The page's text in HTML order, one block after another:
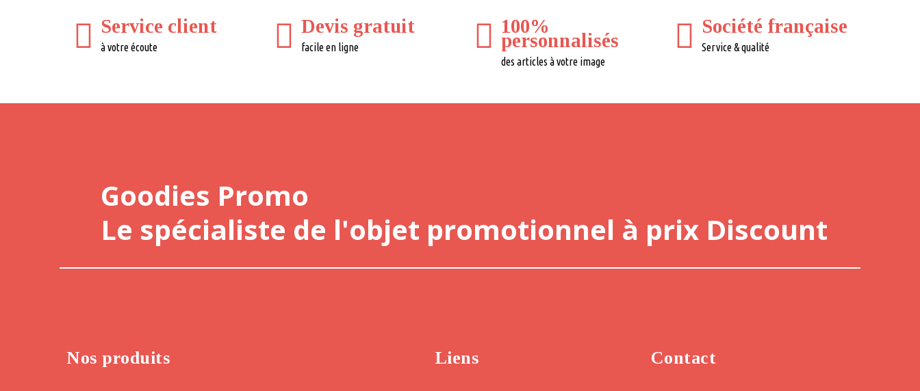
Service client
à votre écoute
Devis gratuit
facile en ligne
100%
personnalisés
des articles à votre image
Société française
Service & qualité
Goodies Promo
Le spécialiste de l'objet promotionnel à prix Discount
Nos produits Liens Contact